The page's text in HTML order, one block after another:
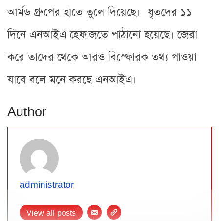
আর্মড গ্রুপের হাতে তুলে দিয়েছে। ধৃতদের ১১
দিনে এনআইএ হেফাজতে পাঠানো হয়েছে। জেরা
করে তাদের থেকে আরও বিস্ফোরক তথ্য পাওয়া
যাবে বলে মনে করছে এনআইএ।
Author
administrator
View all posts